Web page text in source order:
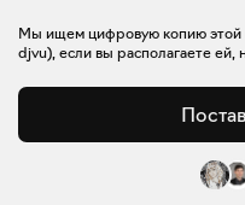
Мы ищем цифровую копию этой
djvu), если вы располагаете ей,